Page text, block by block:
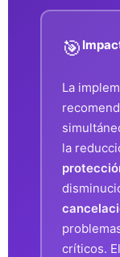
🎯
La
la
críticos.